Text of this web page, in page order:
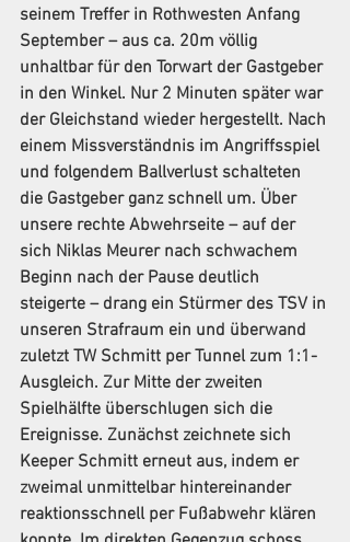
seinem Treffer in Rothwesten Anfang
September – aus ca. 20m völlig
unhaltbar für den Torwart der Gastgeber
in den Winkel. Nur 2 Minuten später war
der Gleichstand wieder hergestellt. Nach
einem Missverständnis im Angriffsspiel
und folgendem Ballverlust schalteten
die Gastgeber ganz schnell um. Über
unsere rechte Abwehrseite – auf der
sich Niklas Meurer nach schwachem
Beginn nach der Pause deutlich
steigerte – drang ein Stürmer des TSV in
unseren Strafraum ein und überwand
zuletzt TW Schmitt per Tunnel zum 1:1-
Ausgleich. Zur Mitte der zweiten
Spielhälfte überschlugen sich die
Ereignisse. Zunächst zeichnete sich
Keeper Schmitt erneut aus, indem er
zweimal unmittelbar hintereinander
reaktionsschnell per Fußabwehr klären